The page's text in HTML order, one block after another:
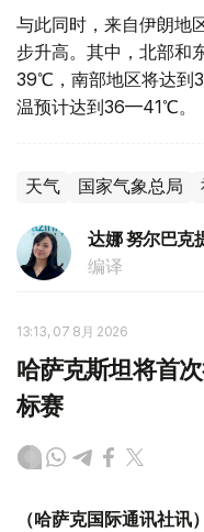
与此同时，来自伊朗地
步升高。其中，北部和
39℃，南部地区将达到
温预计达到36—41℃。
天气 国家气象总局
达娜 努尔巴克
编译
13:13, 07 8月 2026
哈萨克斯坦将首
标赛
（哈萨克国际通讯社讯）